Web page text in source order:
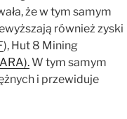
że w tym samym
również zyski
), Hut 8 Mining
W tym samym
i przewiduje